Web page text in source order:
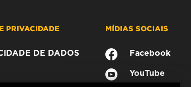
PRIVACIDADE
DE DADOS
MÍDIAS SOCIAIS
Facebook
YouTube